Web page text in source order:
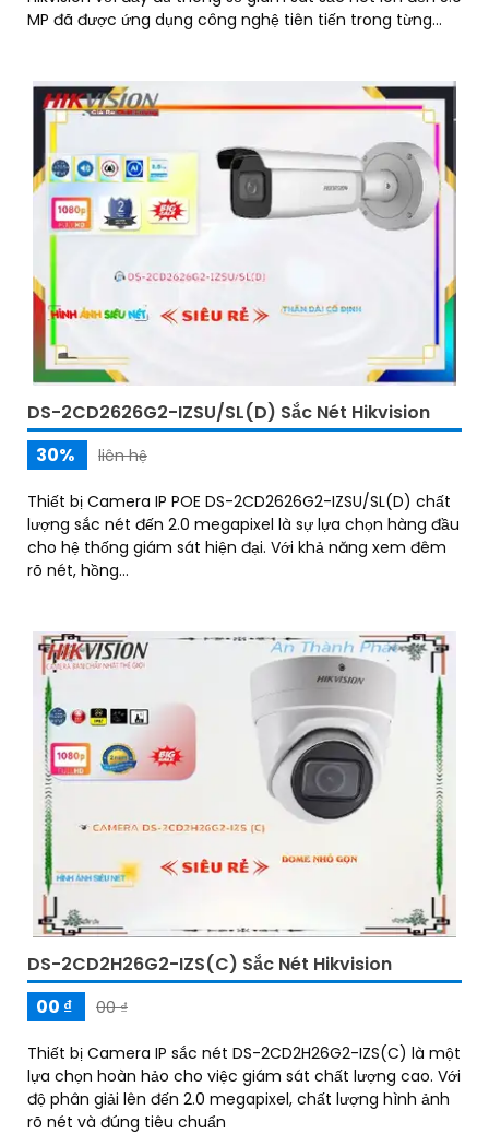
MP đã được ứng dụng công nghệ tiên tiến trong từng
DS-2CD2626G2-IZSU/SL(D) Sắc Nét Hikvision
30%
liên hệ
Thiết bị Camera IP POE DS-2CD2626G2-IZSU/SL(D) chất
lượng sắc nét đến 2.0 megapixel là sự lựa chọn hàng đầu
cho hệ thống giám sát hiện đại. Với khả năng xem đêm
rõ nét, hồng...
DS-2CD2H26G2-IZS(C) Sắc Nét Hikvision
00 ₫
00 ₫
Thiết bị Camera IP sắc nét DS-2CD2H26G2-IZS(C) là một
lựa chọn hoàn hảo cho việc giám sát chất lượng cao. Với
độ phân giải lên đến 2.0 megapixel, chất lượng hình ảnh
rõ nét và đúng tiêu chuẩn